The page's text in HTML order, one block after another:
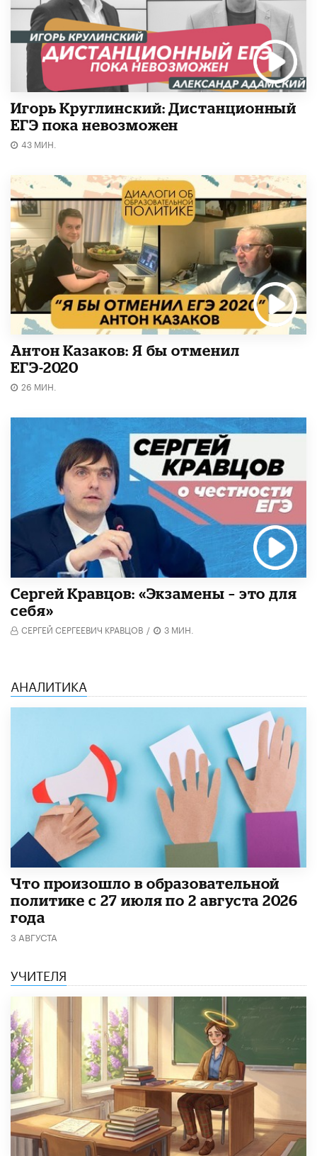
Игорь Круглинский: Дистанционный
ЕГЭ пока невозможен
43 МИН.
Антон Казаков: Я бы отменил
ЕГЭ-2020
26 МИН.
Сергей Кравцов: «Экзамены – это для
себя»
СЕРГЕЙ СЕРГЕЕВИЧ КРАВЦОВ / 3 МИН.
АНАЛИТИКА
​Что произошло в образовательной
политике с 27 июля по 2 августа 2026
года
3 АВГУСТА
УЧИТЕЛЯ